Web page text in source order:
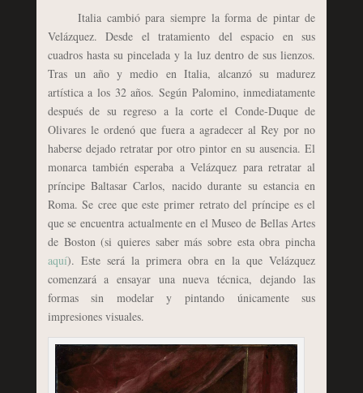
Italia cambió para siempre la forma de pintar de
Velázquez. Desde el tratamiento del espacio en sus
cuadros hasta su pincelada y la luz dentro de sus lienzos.
Tras un año y medio en Italia, alcanzó su madurez
artística a los 32 años. Según Palomino, inmediatamente
después de su regreso a la corte el Conde-Duque de
Olivares le ordenó que fuera a agradecer al Rey por no
haberse dejado retratar por otro pintor en su ausencia. El
monarca también esperaba a Velázquez para retratar al
príncipe Baltasar Carlos, nacido durante su estancia en
Roma. Se cree que este primer retrato del príncipe es el
que se encuentra actualmente en el Museo de Bellas Artes
de Boston (si quieres saber más sobre esta obra pincha
aquí). Este será la primera obra en la que Velázquez
comenzará a ensayar una nueva técnica, dejando las
formas sin modelar y pintando únicamente sus
impresiones visuales.